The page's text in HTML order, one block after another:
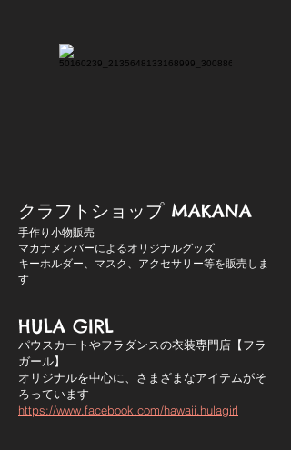
クラフトショップ MAKANA
手作り小物販売
マカナメンバーによるオリジナルグッズ
キーホルダー、マスク、アクセサリー等を販売しま
す
HULA GIRL
パウスカートやフラダンスの衣装専門店【フラ
ガール】
オリジナルを中心に、さまざまなアイテムがそ
ろっています
https://www.facebook.com/hawaii.hulagirl